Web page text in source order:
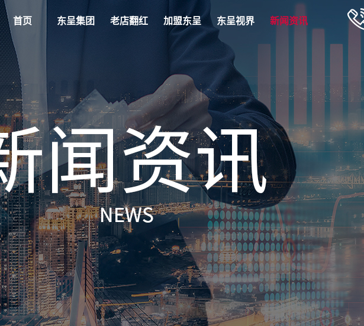
首页 东呈集团 老店翻红 加盟东呈 东呈视界 新闻资讯